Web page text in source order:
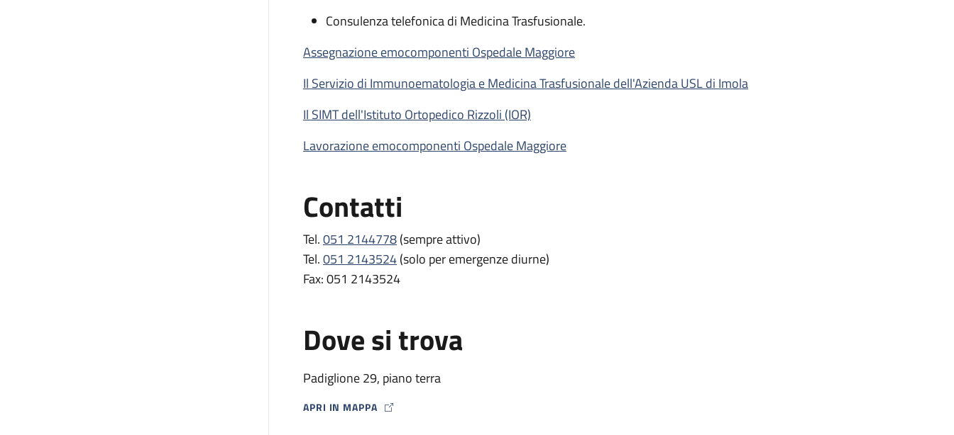
Consulenza telefonica di Medicina Trasfusionale.
Assegnazione emocomponenti Ospedale Maggiore
Il Servizio di Immunoematologia e Medicina Trasfusionale dell'Azienda USL di Imola
Il SIMT dell'Istituto Ortopedico Rizzoli (IOR)
Lavorazione emocomponenti Ospedale Maggiore
Contatti
Tel.051 2144778(sempre attivo)
Tel.051 2143524(solo per emergenze diurne)
Fax: 051 2143524
Dove si trova
Padiglione 29, piano terra
APRI IN MAPPA
MAP ICON